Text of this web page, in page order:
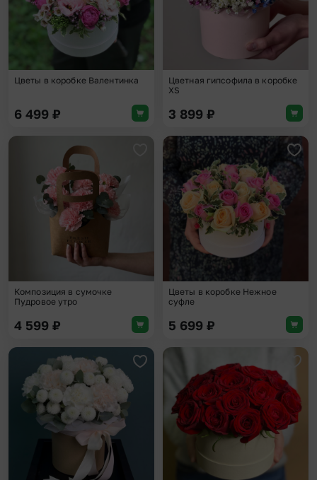
Цветы в коробке Валентинка
6 499 ₽
Цветная гипсофила в коробке
XS
3 899 ₽
Добавить в избранное
Композиция в сумочке
Пудровое утро
4 599 ₽
Цветы в коробке Нежное
суфле
5 699 ₽
Добавить в избранное